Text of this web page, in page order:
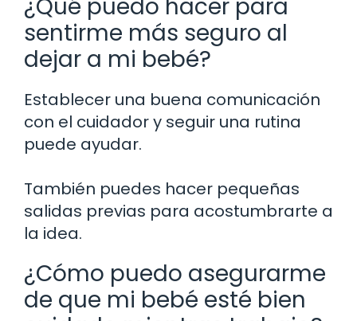
¿Qué puedo hacer para
sentirme más seguro al
dejar a mi bebé?
Establecer una buena comunicación
con el cuidador y seguir una rutina
puede ayudar.
También puedes hacer pequeñas
salidas previas para acostumbrarte a
la idea.
¿Cómo puedo asegurarme
de que mi bebé esté bien